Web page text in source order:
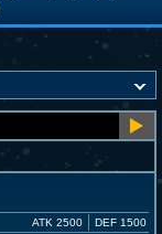
ATK 2500 DEF 1500